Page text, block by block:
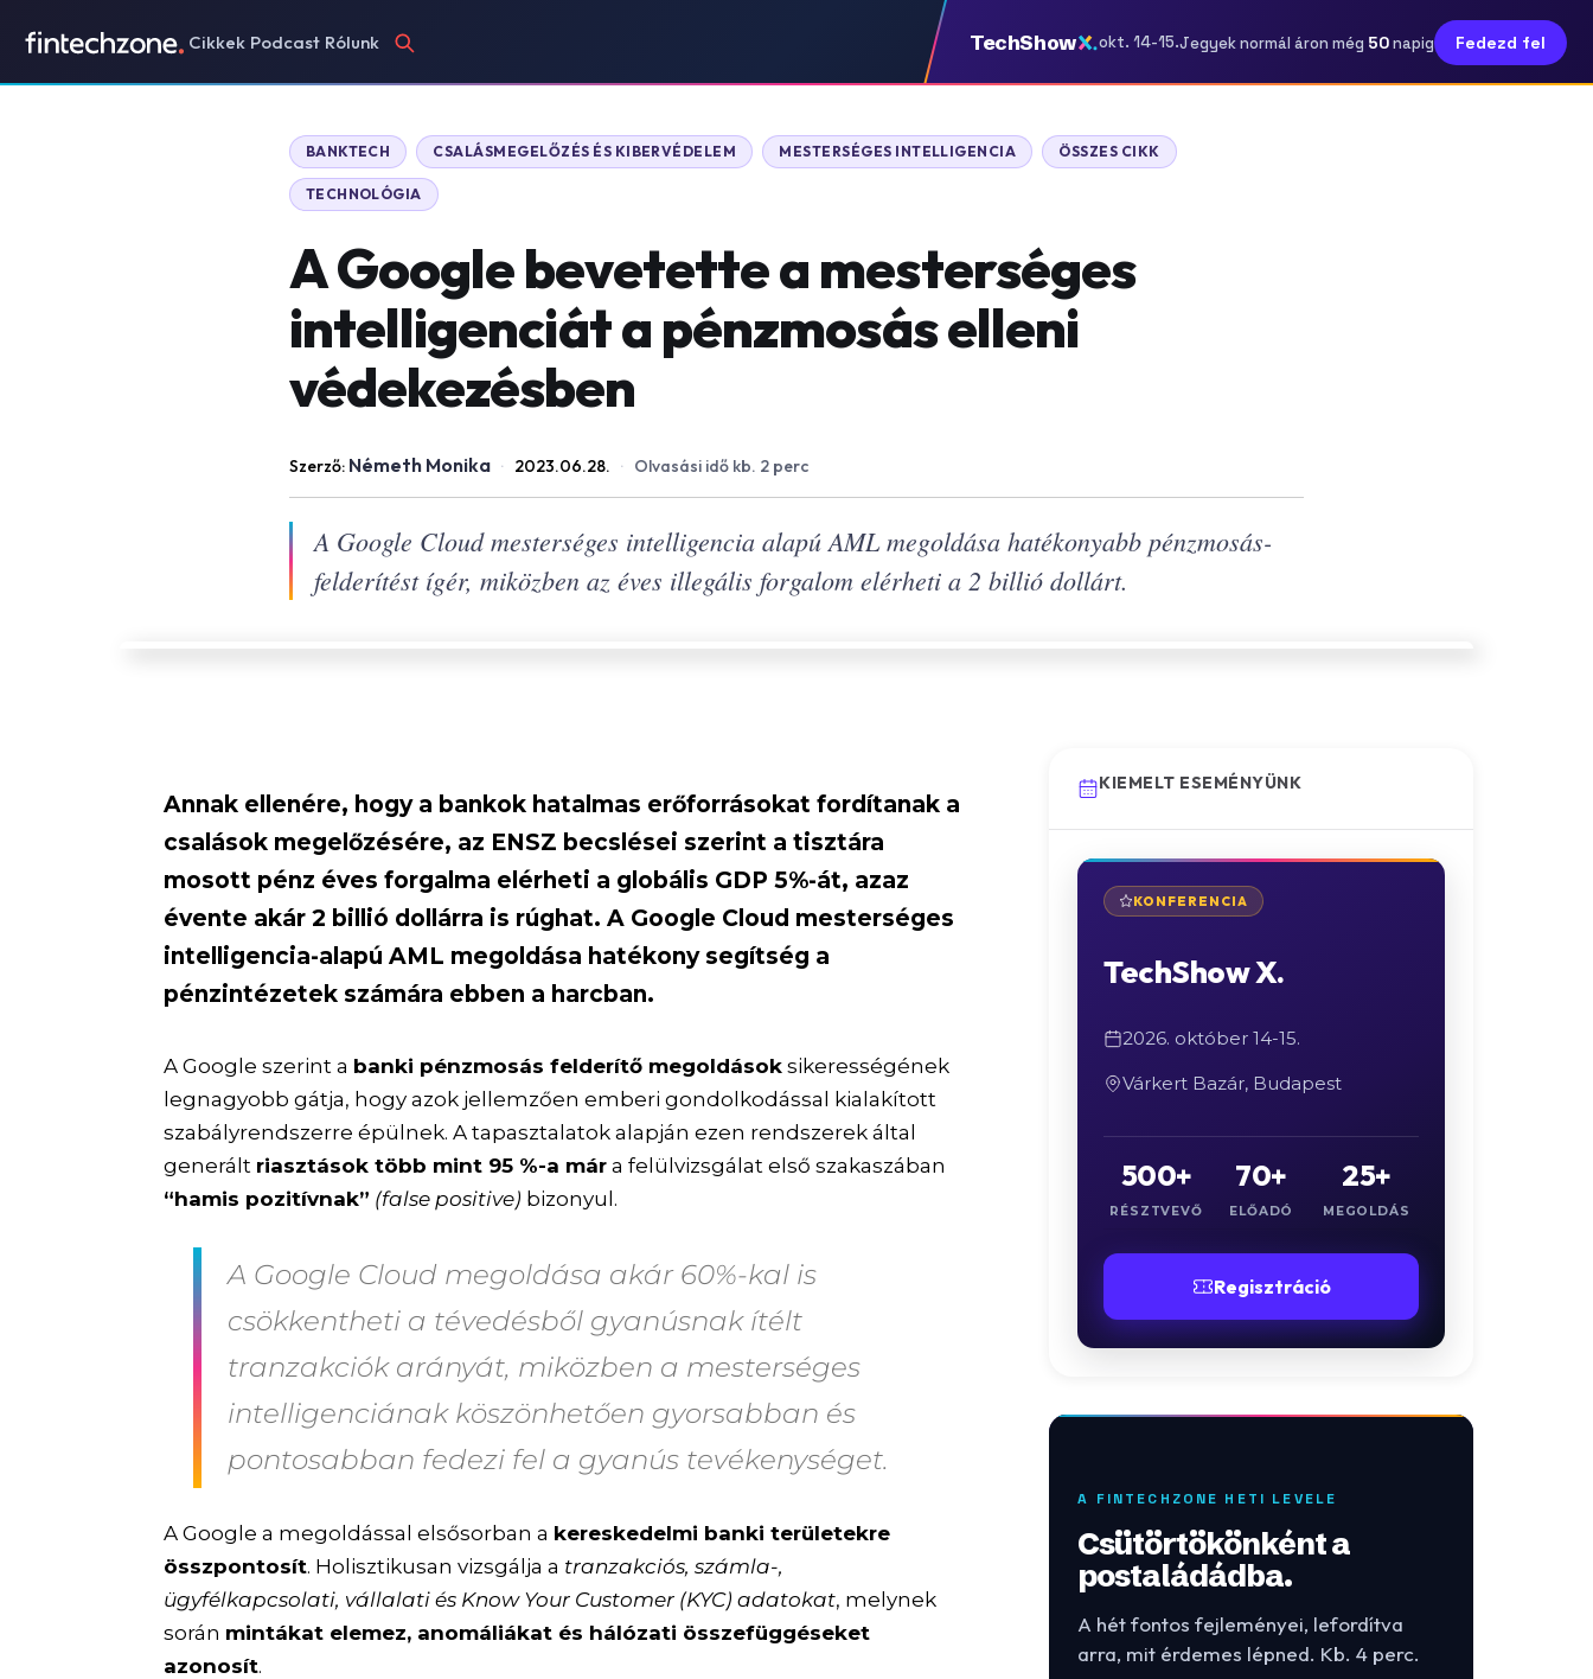
Cikkek Podcast Rólunk TechShow okt. 14-15.Jegyek normál áron még 50napig Fedezd fel
BANKTECH CSALÁSMEGELŐZÉS ÉS KIBERVÉDELEM MESTERSÉGES INTELLIGENCIA ÖSSZES CIKK
TECHNOLÓGIA
A Google bevetette a mesterséges
intelligenciát a pénzmosás elleni
védekezésben
Szerző: Németh Monika · 2023.06.28. · Olvasási idő kb. 2 perc
A Google Cloud mesterséges intelligencia alapú AML megoldása hatékonyabb pénzmosás-
felderítést ígér, miközben az éves illegális forgalom elérheti a 2 billió dollárt.
Annak ellenére, hogy a bankok hatalmas erőforrásokat fordítanak a
csalások megelőzésére, az ENSZ becslései szerint a tisztára
mosott pénz éves forgalma elérheti a globális GDP 5%-át, azaz
évente akár 2 billió dollárra is rúghat. A Google Cloud mesterséges
intelligencia-alapú AML megoldása hatékony segítség a
pénzintézetek számára ebben a harcban.
A Google szerint a banki pénzmosás felderítő megoldások sikerességének
legnagyobb gátja, hogy azok jellemzően emberi gondolkodással kialakított
szabályrendszerre épülnek. A tapasztalatok alapján ezen rendszerek által
generált riasztások több mint 95 %-a már a felülvizsgálat első szakaszában
“hamis pozitívnak” (false positive) bizonyul.
A Google Cloud megoldása akár 60%-kal is
csökkentheti a tévedésből gyanúsnak ítélt
tranzakciók arányát, miközben a mesterséges
intelligenciának köszönhetően gyorsabban és
pontosabban fedezi fel a gyanús tevékenységet.
A Google a megoldással elsősorban a kereskedelmi banki területekre
összpontosít. Holisztikusan vizsgálja a tranzakciós, számla-,
ügyfélkapcsolati, vállalati és Know Your Customer (KYC) adatokat, melynek
során mintákat elemez, anomáliákat és hálózati összefüggéseket
azonosít.
KIEMELT ESEMÉNYÜNK
KONFERENCIA
TechShow X.
2026. október 14-15.
Várkert Bazár, Budapest
500+
RÉSZTVEVŐ
70+
ELŐADÓ
25+
MEGOLDÁS
Regisztráció
A FINTECHZONE HETI LEVELE
Csütörtökönként a
postaládádba.
A hét fontos fejleményei, lefordítva
arra, mit érdemes lépned. Kb. 4 perc.